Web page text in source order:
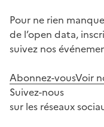
Pour ne rien
de l’open data,
suivez nos
Abonnez-vousVoir
Suivez-nous
sur les réseaux